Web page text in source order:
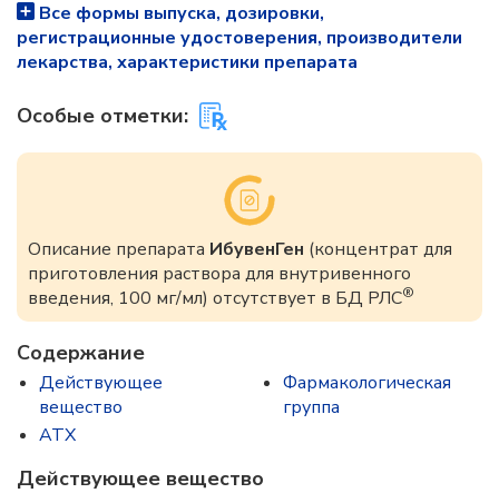
Все формы выпуска, дозировки,
регистрационные удостоверения, производители
лекарства, характеристики препарата
Особые отметки:
Описание препарата ИбувенГен (концентрат для
приготовления раствора для внутривенного
введения, 100 мг/мл) отсутствует в БД РЛС®
Содержание
Действующее
вещество
ATX
Фармакологическая
группа
Действующее вещество